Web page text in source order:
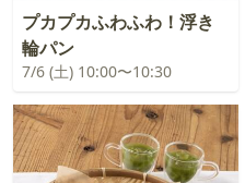
プカプカふわふわ！浮き
輪パン
7/6 (土) 10:00〜10:30